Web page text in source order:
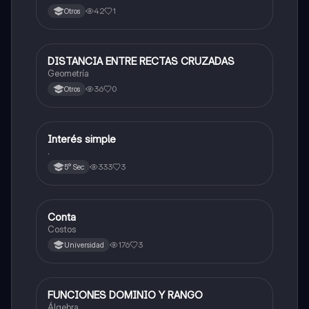
Otros 42 1
Matemáticas
DISTANCIA ENTRE RECTAS CRUZADAS
Geometría
Otros 36 0
Matemáticas
Interés simple
.
5° Sec 333 3
Matemáticas
Conta
Costos
Universidad 176 3
Matemáticas
FUNCIONES DOMINIO Y RANGO
Álgebra